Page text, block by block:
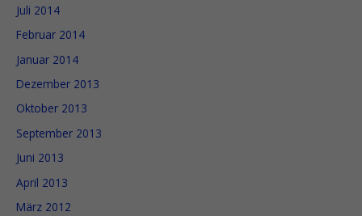
Juli 2014
Februar 2014
Januar 2014
Dezember 2013
Oktober 2013
September 2013
Juni 2013
April 2013
März 2012